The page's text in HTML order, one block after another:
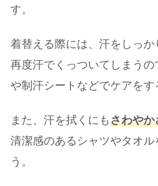
す。
着替える際には、汗をしっ
再度汗でくっついてしまう
や制汗シートなどでケアをす
また、汗を拭くにもさわやか
清潔感のあるシャツやタオ
う。